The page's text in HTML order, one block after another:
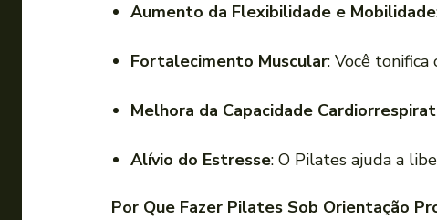
Aumento da Flexibilidade e Mobilidade
Fortalecimento Muscular: Você
Melhora da Capacidade
Alívio do Estresse: O Pilates ajuda a
Por Que Fazer Pilates Sob Orientação